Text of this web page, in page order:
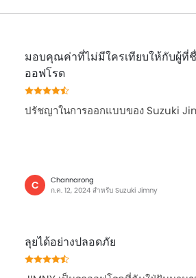
มอบคุณค่าที่ไม่มีใครเทียบให้กับผู้ที่
ออฟโรด
ปรัชญาในการออกแบบของ Suzuki
C
Channarong
ก.ค. 12, 2024 สำหรับ Suzuki Jimny
ลุยได้อย่างปลอดภัย